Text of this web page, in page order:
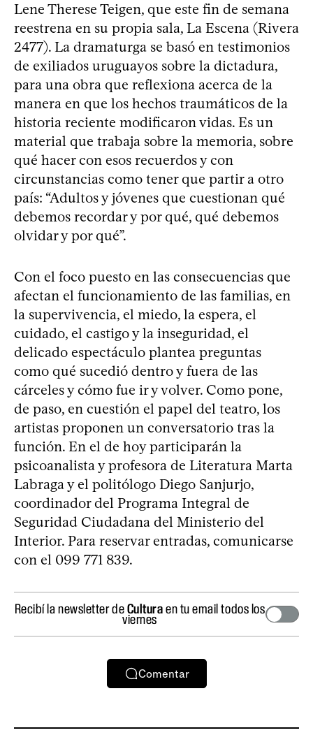
Lene Therese Teigen, que este fin de semana
reestrena en su propia sala, La Escena (Rivera
2477). La dramaturga se basó en testimonios
de exiliados uruguayos sobre la dictadura,
para una obra que reflexiona acerca de la
manera en que los hechos traumáticos de la
historia reciente modificaron vidas. Es un
material que trabaja sobre la memoria, sobre
qué hacer con esos recuerdos y con
circunstancias como tener que partir a otro
país: “Adultos y jóvenes que cuestionan qué
debemos recordar y por qué, qué debemos
olvidar y por qué”.
Con el foco puesto en las consecuencias que
afectan el funcionamiento de las familias, en
la supervivencia, el miedo, la espera, el
cuidado, el castigo y la inseguridad, el
delicado espectáculo plantea preguntas
como qué sucedió dentro y fuera de las
cárceles y cómo fue ir y volver. Como pone,
de paso, en cuestión el papel del teatro, los
artistas proponen un conversatorio tras la
función. En el de hoy participarán la
psicoanalista y profesora de Literatura Marta
Labraga y el politólogo Diego Sanjurjo,
coordinador del Programa Integral de
Seguridad Ciudadana del Ministerio del
Interior. Para reservar entradas, comunicarse
con el 099 771 839.
Recibí la newsletter deCulturaen tu email todos los
viernes
Comentar